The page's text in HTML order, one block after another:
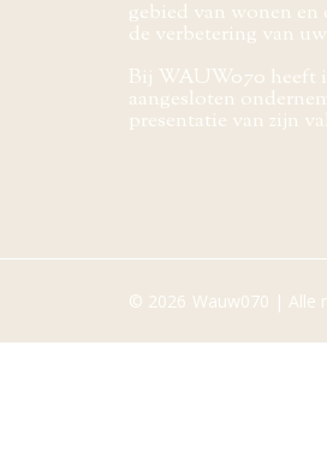
gebied van wonen
de verbetering van
Bij WAUW070 heeft
aangesloten
presentatie van zijn
© 2026 Wauw070 | Alle